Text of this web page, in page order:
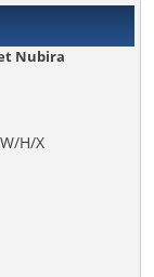
Nubira
H/X